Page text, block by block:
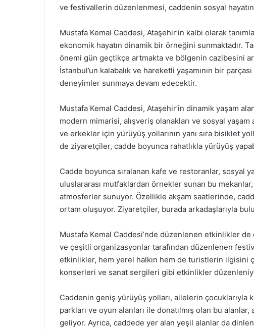
ve festivallerin düzenlenmesi, caddenin sosyal
Mustafa Kemal Caddesi, Ataşehir’in kalbi olarak
ekonomik hayatın dinamik bir örneğini sunmaktadır.
önemi gün geçtikçe artmakta ve bölgenin cazibesini
İstanbul’un kalabalık ve hareketli yaşamının bir
deneyimler sunmaya devam edecektir.
Mustafa Kemal Caddesi, Ataşehir’in dinamik yaşam
modern mimarisi, alışveriş olanakları ve sosyal
ve erkekler için yürüyüş yollarının yanı sıra bisiklet
de ziyaretçiler, cadde boyunca rahatlıkla yürüyüş
Cadde boyunca sıralanan kafe ve restoranlar, sosyal
uluslararası mutfaklardan örnekler sunan bu
atmosferler sunuyor. Özellikle akşam saatlerinde,
ortam oluşuyor. Ziyaretçiler, burada arkadaşlarıyla
Mustafa Kemal Caddesi’nde düzenlenen etkinlikler
ve çeşitli organizasyonlar tarafından düzenlenen
etkinlikler, hem yerel halkın hem de turistlerin ilgisini
konserleri ve sanat sergileri gibi etkinlikler
Caddenin geniş yürüyüş yolları, ailelerin çocuklarıyla
parkları ve oyun alanları ile donatılmış olan bu
geliyor. Ayrıca, caddede yer alan yeşil alanlar da